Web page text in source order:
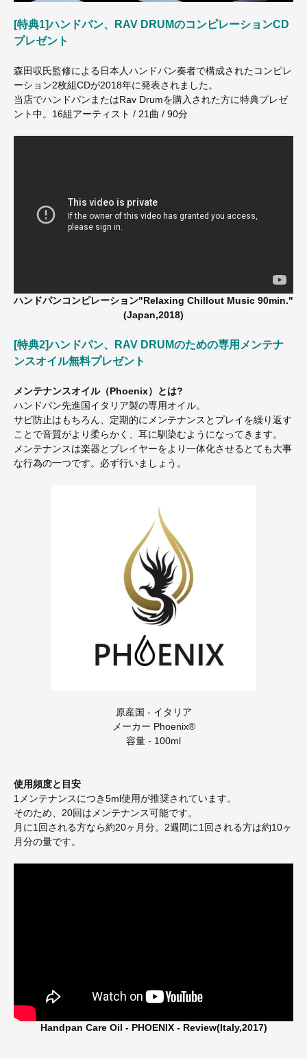
[特典1]ハンドパン、RAV DRUMのコンピレーションCD
プレゼント
森田収氏監修による日本人ハンドパン奏者で構成されたコンピレ
ーション2枚組CDが2018年に発表されました。
当店でハンドパンまたはRav Drumを購入された方に特典プレゼ
ント中。16組アーティスト / 21曲 / 90分
ハンドパンコンピレーション"Relaxing Chillout Music 90min."
(Japan,2018)
[特典2]ハンドパン、RAV DRUMのための専用メンテナ
ンスオイル無料プレゼント
メンテナンスオイル（Phoenix）とは?
ハンドパン先進国イタリア製の専用オイル。
サビ防止はもちろん、定期的にメンテナンスとプレイを繰り返す
ことで音質がより柔らかく、耳に馴染むようになってきます。
メンテナンスは楽器とプレイヤーをより一体化させるとても大事
な行為の一つです。必ず行いましょう。
原産国 - イタリア
メーカー Phoenix®
容量 - 100ml
使用頻度と目安
1メンテナンスにつき5ml使用が推奨されています。
そのため、20回はメンテナンス可能です。
月に1回される方なら約20ヶ月分。2週間に1回される方は約10ヶ
月分の量です。
Handpan Care Oil - PHOENIX - Review(Italy,2017)